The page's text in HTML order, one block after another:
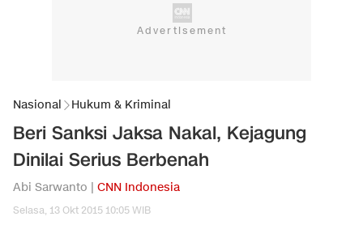
Nasional Hukum & Kriminal
Beri Sanksi Jaksa Nakal, Kejagung
Dinilai Serius Berbenah
Abi Sarwanto | CNN Indonesia
Selasa, 13 Okt 2015 10:05 WIB